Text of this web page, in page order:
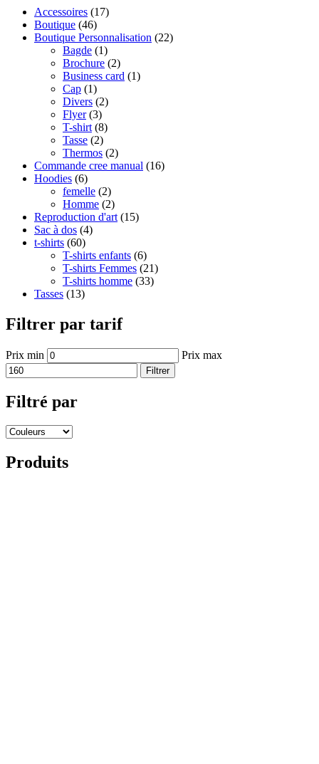
Accessoires (17)
Boutique (46)
Boutique Personnalisation (22)
Bagde (1)
Brochure (2)
Business card (1)
Cap (1)
Divers (2)
Flyer (3)
T-shirt (8)
Tasse (2)
Thermos (2)
Commande cree manual (16)
Hoodies (6)
femelle (2)
Homme (2)
Reproduction d'art (15)
Sac à dos (4)
t-shirts (60)
T-shirts enfants (6)
T-shirts Femmes (21)
T-shirts homme (33)
Tasses (13)
Filtrer par tarif
Prix min Prix max
Filtrer
Filtré par
Produits